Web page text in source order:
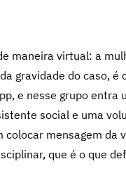
maneira virtual: a
gravidade do caso,
e nesse grupo entra
social e uma
colocar mensagem da
que é o que